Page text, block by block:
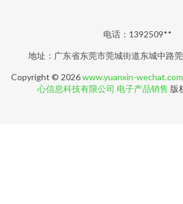
电话：1392509**
地址：广东省东莞市莞城街道东城中路
Copyright © 2026www.yuanxin-wechat.com
心信息科技有限公司 电子产品销售 版